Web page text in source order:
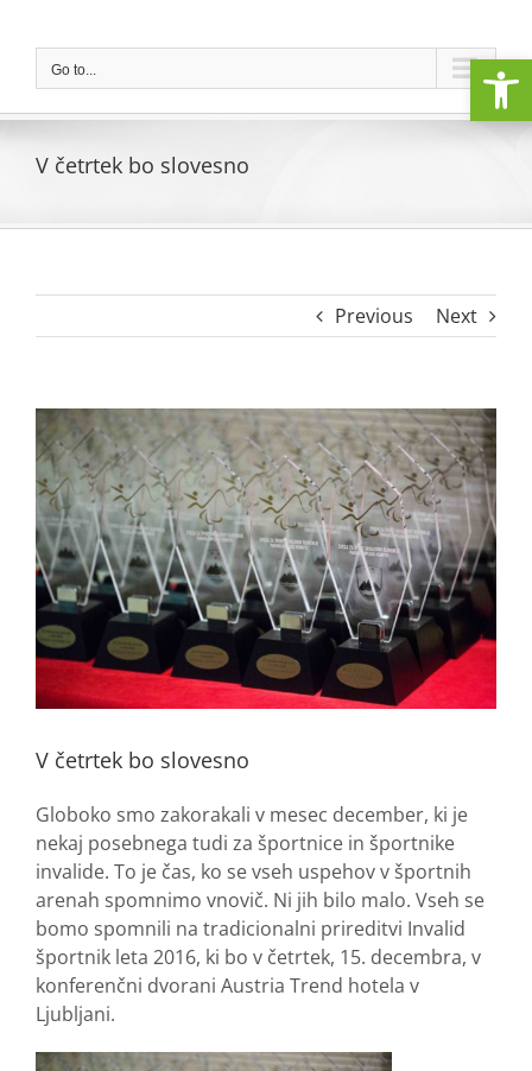
contentGo to...
V četrtek bo slovesno
Previous Next
View
Larger
Image
V četrtek bo slovesno
Globoko smo zakorakali v mesec december, ki je
nekaj posebnega tudi za športnice in športnike
invalide. To je čas, ko se vseh uspehov v športnih
arenah spomnimo vnovič. Ni jih bilo malo. Vseh se
bomo spomnili na tradicionalni prireditvi Invalid
športnik leta 2016, ki bo v četrtek, 15. decembra, v
konferenčni dvorani Austria Trend hotela v
Ljubljani.